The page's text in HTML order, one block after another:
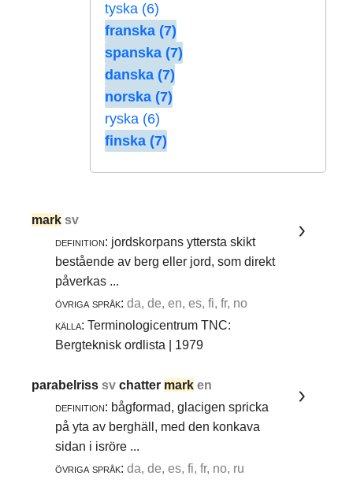
tyska (6)
franska (7)
spanska (7)
danska (7)
norska (7)
ryska (6)
finska (7)
mark sv
definition: jordskorpans yttersta skikt
bestående av berg eller jord, som direkt
påverkas ...
övriga språk: da, de, en, es, fi, fr, no
källa: Terminologicentrum TNC:
Bergteknisk ordlista | 1979
parabelrisssvchatter mark en
definition: bågformad, glacigen spricka
på yta av berghäll, med den konkava
sidan i isröre ...
övriga språk: da, de, es, fi, fr, no, ru